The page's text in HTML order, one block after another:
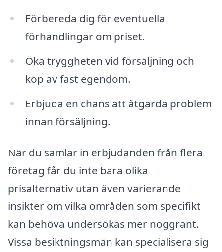
Förbereda dig för eventuella
förhandlingar om priset.
Öka tryggheten vid försäljning och
köp av fast egendom.
Erbjuda en chans att åtgärda problem
innan försäljning.
När du samlar in erbjudanden från flera
företag får du inte bara olika
prisalternativ utan även varierande
insikter om vilka områden som specifikt
kan behöva undersökas mer noggrant.
Vissa besiktningsmän kan specialisera sig